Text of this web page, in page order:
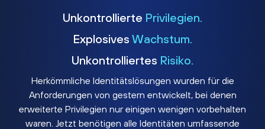
Unkontrollierte Privilegien.
Explosives Wachstum.
Unkontrolliertes Risiko.
Herkömmliche Identitätslösungen wurden für die
Anforderungen von gestern entwickelt, bei denen
erweiterte Privilegien nur einigen wenigen vorbehalten
waren. Jetzt benötigen alle Identitäten umfassende